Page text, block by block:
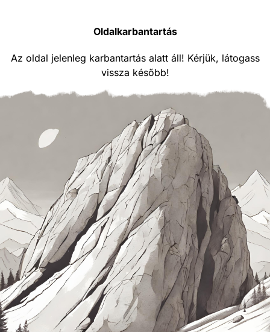
Oldalkarbantartás
Az oldal jelenleg karbantartás alatt áll! Kérjük, látogass
vissza később!